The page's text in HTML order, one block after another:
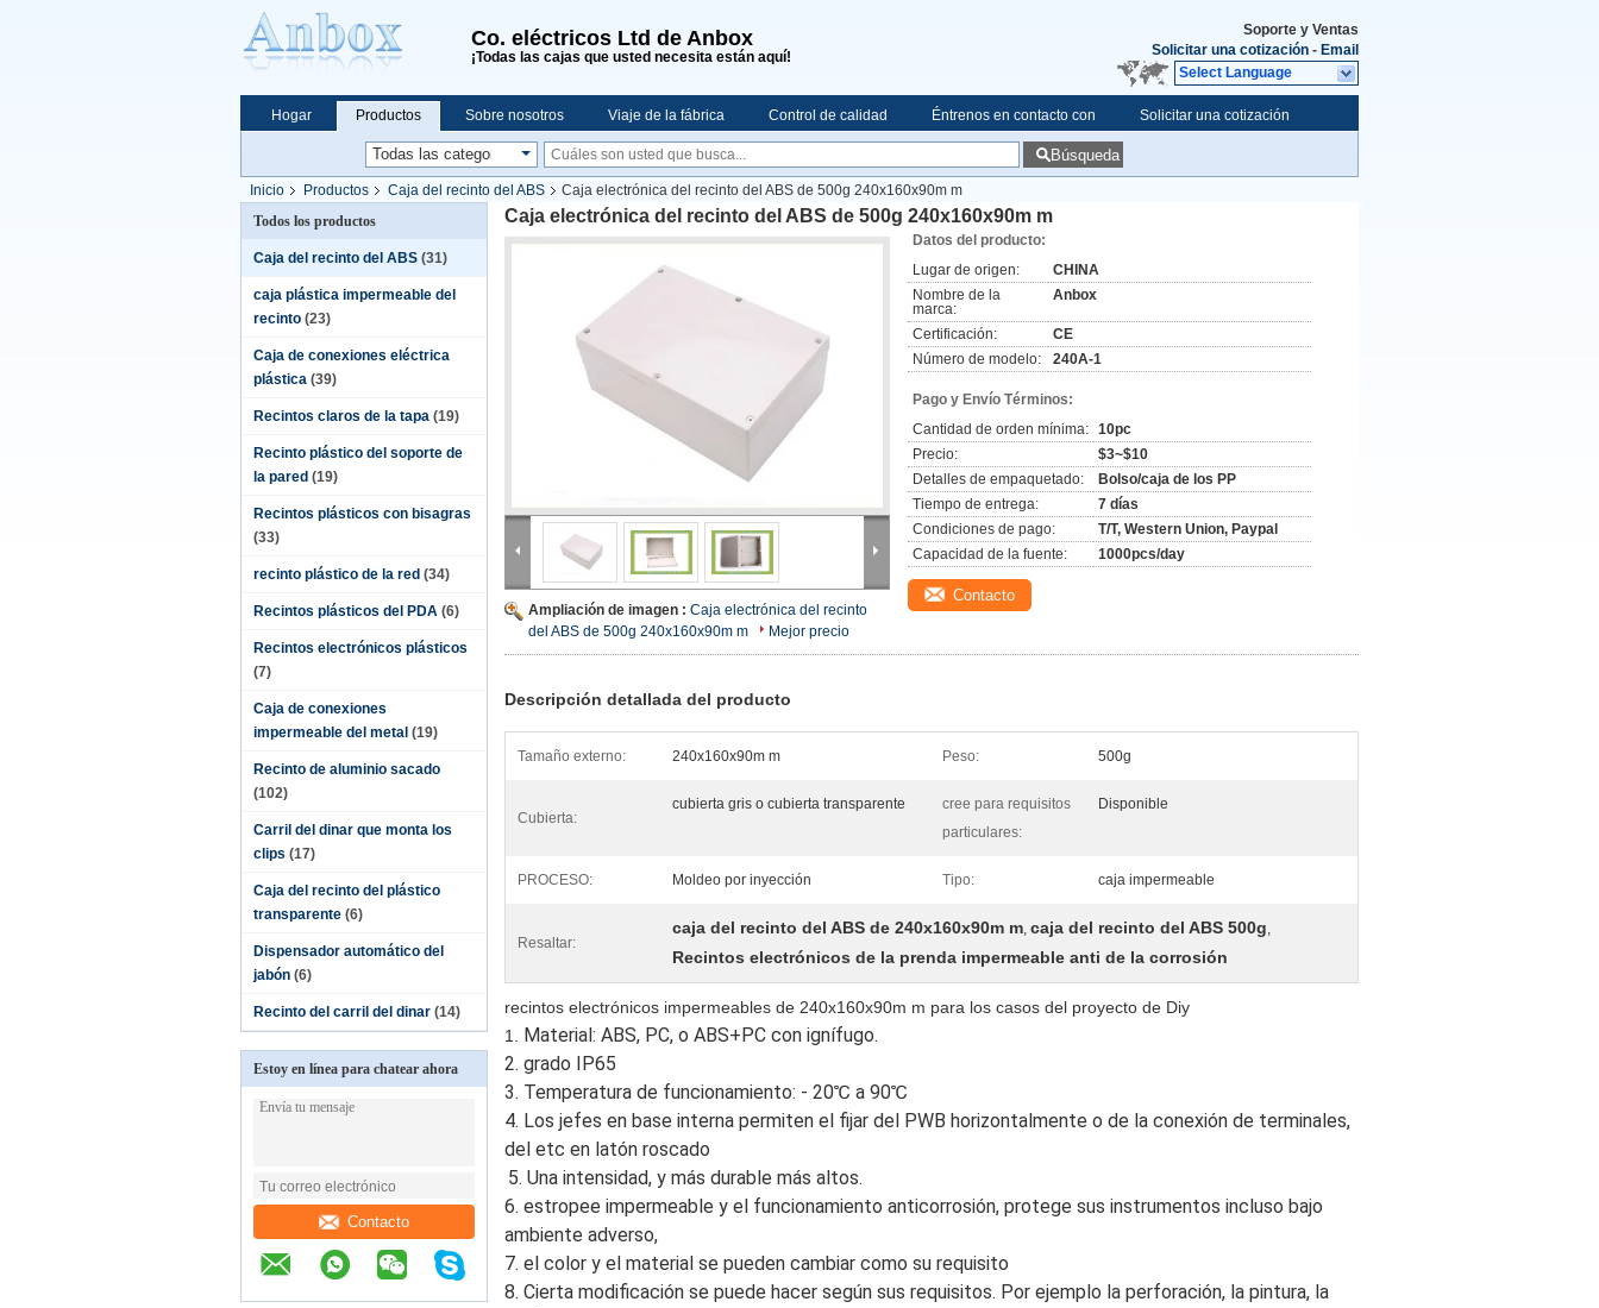
Co. eléctricos Ltd de Anbox
¡Todas las cajas que usted necesita están aquí!
Soporte y Ventas
Solicitar una cotización - Email
Select Language
Hogar Productos Sobre nosotros Viaje de la fábrica Control de calidad Éntrenos en contacto con Solicitar una cotización
Compras en línea Búsqueda
Inicio Productos Caja del recinto del ABS
Caja electrónica del recinto del ABS de 500g 240x160x90m m
Todos los productos
Caja del recinto del ABS (31)
caja plástica impermeable del
recinto (23)
Caja de conexiones eléctrica
plástica (39)
Recintos claros de la tapa (19)
Recinto plástico del soporte de
la pared (19)
Recintos plásticos con bisagras
(33)
recinto plástico de la red (34)
Recintos plásticos del PDA (6)
Recintos electrónicos plásticos
(7)
Caja de conexiones
impermeable del metal (19)
Recinto de aluminio sacado
(102)
Carril del dinar que monta los
clips (17)
Caja del recinto del plástico
transparente (6)
Dispensador automático del
jabón (6)
Recinto del carril del dinar (14)
Estoy en línea para chatear ahora
Contacto
Caja electrónica del recinto del ABS de 500g 240x160x90m m
Ampliación de imagen : Caja electrónica del recinto
del ABS de 500g 240x160x90m m
Mejor precio
Datos del producto:
Lugar de origen:
CHINA
Nombre de la
marca:
Anbox
Certificación:
CE
Número de modelo:
240A-1
Pago y Envío Términos:
Cantidad de orden mínima: 10pc
Precio:
$3~$10
Detalles de empaquetado:
Bolso/caja de los PP
Tiempo de entrega:
7 días
Condiciones de pago:
T/T, Western Union, Paypal
Capacidad de la fuente:
1000pcs/day
Contacto
Descripción detallada del producto
Tamaño externo: 240x160x90m m Peso: 500g
Cubierta:
cubierta gris o cubierta transparente
cree para requisitos
particulares:
Disponible
PROCESO: Moldeo por inyección Tipo: caja impermeable
Resaltar:
caja del recinto del ABS de 240x160x90m m, caja del recinto del ABS 500g,
Recintos electrónicos de la prenda impermeable anti de la corrosión
recintos electrónicos impermeables de 240x160x90m m para los casos del proyecto de Diy
1. Material: ABS, PC, o ABS+PC con ignífugo.
2. grado IP65
3. Temperatura de funcionamiento: - 20℃ a 90℃
4. Los jefes en base interna permiten el fijar del PWB horizontalmente o de la conexión de terminales,
del etc en latón roscado
5. Una intensidad, y más durable más altos.
6. estropee impermeable y el funcionamiento anticorrosión, protege sus instrumentos incluso bajo
ambiente adverso,
7. el color y el material se pueden cambiar como su requisito
8. Cierta modificación se puede hacer según sus requisitos. Por ejemplo la perforación, la pintura, la